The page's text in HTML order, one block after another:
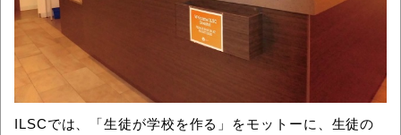
ILSCでは、「生徒が学校を作る」をモットーに、生徒の